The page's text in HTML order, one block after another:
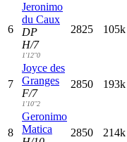
6
Jeronimo
du Caux
DP
H/7
1'12"0
2825 105k
7
Joyce des
Granges
F/7
1'10"2
2850 193k
8
Geronimo
Matica
2850 214k